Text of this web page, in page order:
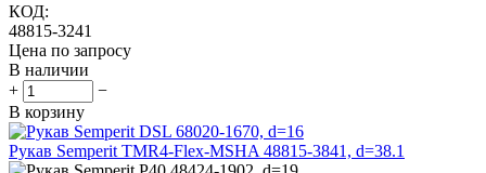
КОД:
48815-3241
Цена по запросу
В наличии
+
−
В корзину
Рукав Semperit TMR4-Flex-MSHA 48815-3841, d=38.1